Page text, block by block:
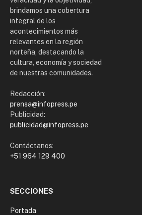
brindamos una cobertura
integral de los
acontecimientos más
relevantes en la región
norteña, destacando la
cultura, economía y sociedad
de nuestras comunidades.
Redacción:
prensa@infopress.pe
Publicidad:
publicidad@infopress.pe
Contáctanos:
+51 964 129 400
SECCIONES
Portada